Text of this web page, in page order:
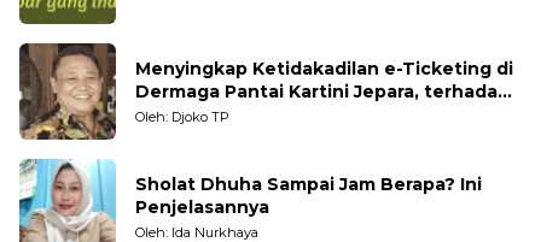
Menyingkap Ketidakadilan e-Ticketing di
Dermaga Pantai Kartini Jepara, terhadap
Nelayan Tradisional
Oleh: Djoko TP
Sholat Dhuha Sampai Jam Berapa? Ini
Penjelasannya
Oleh: Ida Nurkhaya